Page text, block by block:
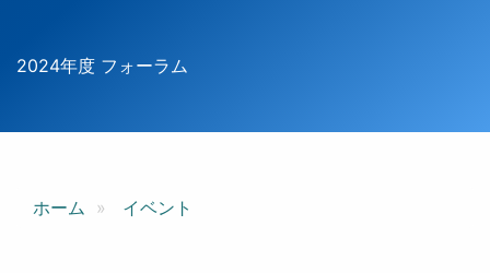
2024年度 フォーラム
ホーム イベント